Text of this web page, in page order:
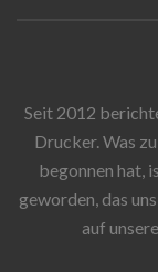
Seit 2012
Drucker. Was
begonnen hat,
geworden, das
auf